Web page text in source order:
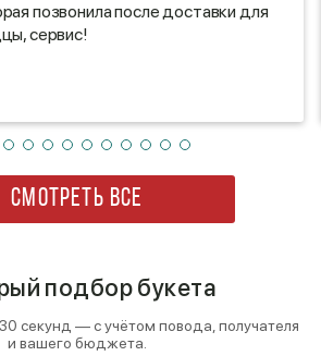
позвонила после доставки для
сервис!
СМОТРЕТЬ ВСЕ
подбор букета
секунд — с учётом повода, получателя
и вашего бюджета.